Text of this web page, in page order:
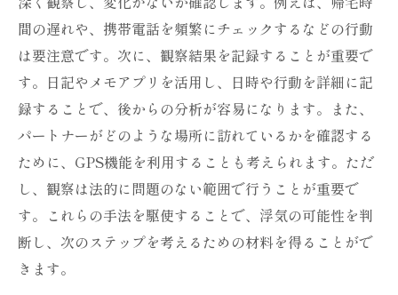
間の遅れや、携帯電話を頻繁にチェックするなどの行動
は要注意です。次に、観察結果を記録することが重要で
す。日記やメモアプリを活用し、日時や行動を詳細に記
録することで、後からの分析が容易になります。また、
パートナーがどのような場所に訪れているかを確認する
ために、GPS機能を利用することも考えられます。ただ
し、観察は法的に問題のない範囲で行うことが重要で
す。これらの手法を駆使することで、浮気の可能性を判
断し、次のステップを考えるための材料を得ることがで
きます。